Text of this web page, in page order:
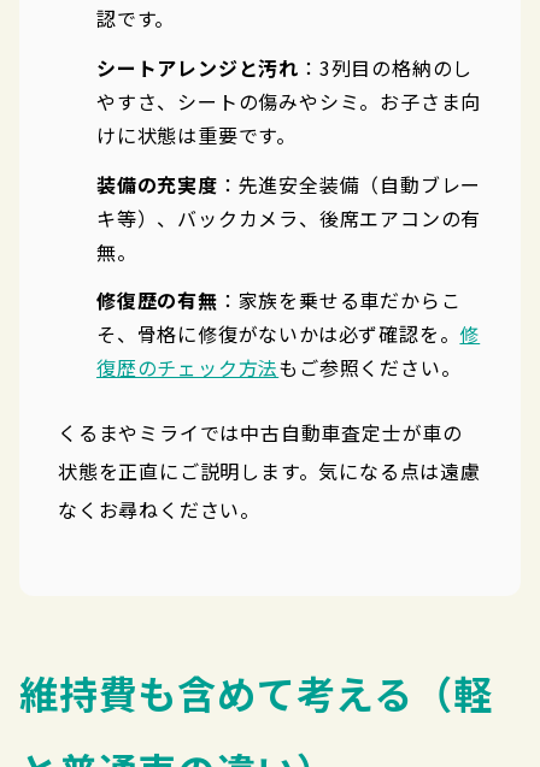
認です。
シートアレンジと汚れ ：3列目の格納のし
やすさ、シートの傷みやシミ。お子さま向
けに状態は重要です。
装備の充実度 ：先進安全装備（自動ブレー
キ等）、バックカメラ、後席エアコンの有
無。
修復歴の有無 ：家族を乗せる車だからこ
そ、骨格に修復がないかは必ず確認を。修
復歴のチェック方法もご参照ください。
くるまやミライでは中古自動車査定士が車の
状態を正直にご説明します。気になる点は遠慮
なくお尋ねください。
維持費も含めて考える（軽